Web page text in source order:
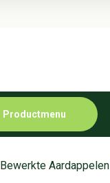
Productmenu
Bewerkte Aardappelen